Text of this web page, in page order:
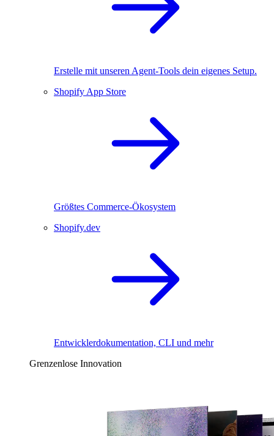
Erstelle mit unseren Agent-Tools dein eigenes Setup.
Shopify App Store
Größtes Commerce-Ökosystem
Shopify.dev
Entwicklerdokumentation, CLI und mehr
Grenzenlose Innovation